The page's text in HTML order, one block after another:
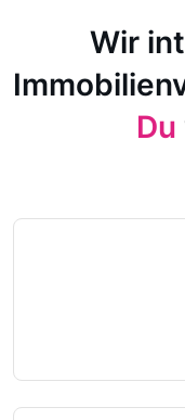
Wir
Du